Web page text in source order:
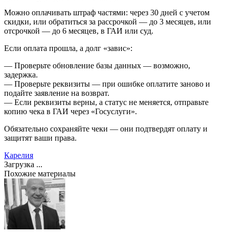
Можно оплачивать штраф частями: через 30 дней с учетом
скидки, или обратиться за рассрочкой — до 3 месяцев, или
отсрочкой — до 6 месяцев, в ГАИ или суд.
Если оплата прошла, а долг «завис»:
— Проверьте обновление базы данных — возможно,
задержка.
— Проверьте реквизиты — при ошибке оплатите заново и
подайте заявление на возврат.
— Если реквизиты верны, а статус не меняется, отправьте
копию чека в ГАИ через «Госуслуги».
Обязательно сохраняйте чеки — они подтвердят оплату и
защитят ваши права.
Карелия
Загрузка ...
Похожие материалы